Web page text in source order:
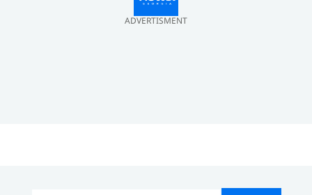
ADVERTISMENT